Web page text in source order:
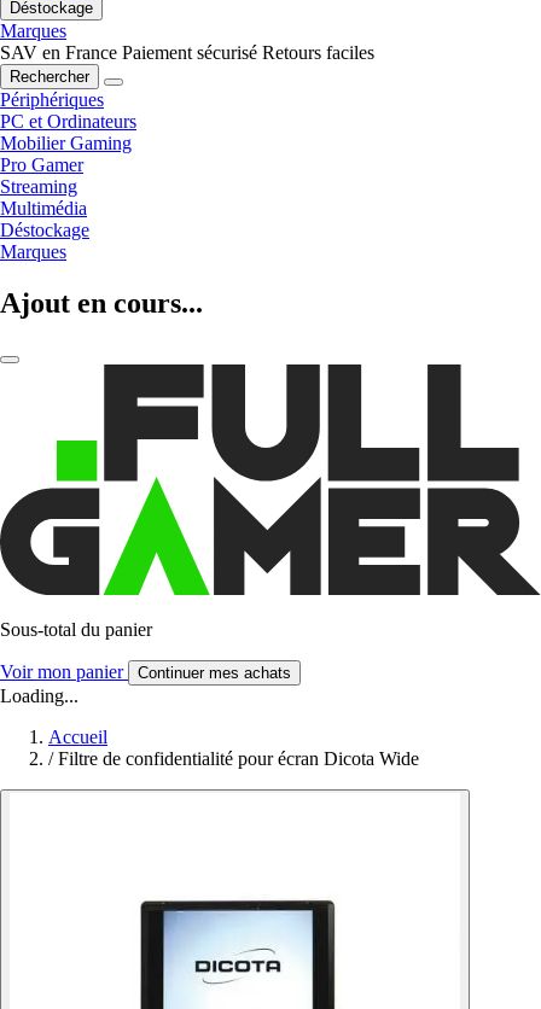
Déstockage
Marques
SAV en France Paiement sécurisé Retours faciles
Rechercher
Périphériques
PC et Ordinateurs
Mobilier Gaming
Pro Gamer
Streaming
Multimédia
Déstockage
Marques
Ajout en cours...
Sous-total du panier
Voir mon panier Continuer mes achats
Loading...
Accueil
/ Filtre de confidentialité pour écran Dicota Wide